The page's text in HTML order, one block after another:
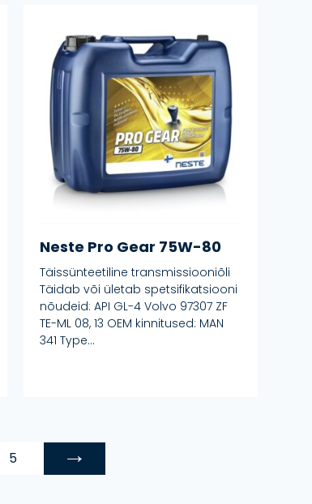
Neste Pro Gear 75W-80
Täissünteetiline transmissiooniõli
Täidab või ületab spetsifikatsiooni
nõudeid: API GL-4 Volvo 97307 ZF
TE-ML 08, 13 OEM kinnitused: MAN
341 Type...
5 →